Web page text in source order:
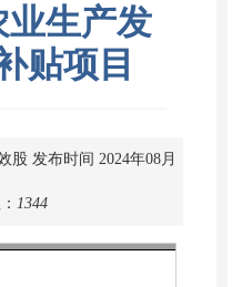
业生产发
贴项目
股 发布时间 2024年08月
1344